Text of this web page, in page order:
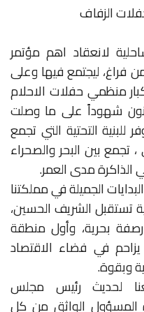
الزفاف
لانعقاد اهم مؤتمر
ليجتمع فيها وعلى
شخص من كبار منظمي حفلات الاحلام
70 دولة سيكونون شهوداً على ما وصلت
للبنية التحتية التي تجمع
تجمع بين البحر والصحراء
مدى العمر.
الجميلة في مملكتنا
تستقبل الشريف الحسين،
بحرية، وأول منطقة
في فضاء الاقتصاد
وبقوة.
لحديث رئيس مجلس
المسؤول الواثق من كل